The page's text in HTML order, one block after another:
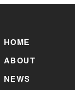
HOME
ABOUT
NEWS